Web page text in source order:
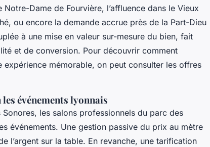
Dame de Fourvière, l’affluence dans le Vieux
ou encore la demande accrue près de la Part-Dieu
à une mise en valeur sur-mesure du bien, fait
et de conversion. Pour découvrir comment
mémorable, on peut consulter les offres
événements lyonnais
les salons professionnels du parc des
événements. Une gestion passive du prix au mètre
l’argent sur la table. En revanche, une tarification